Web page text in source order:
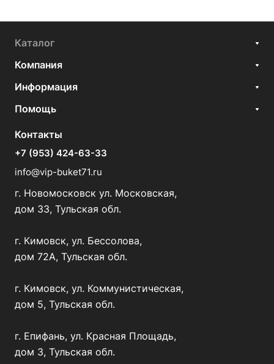
Каталог
Компания
Информация
Помощь
Контакты
+7 (953) 424-63-33
info@vip-buket71.ru
г. Новомосковск ул. Московская,
дом 33, Тульская обл.
г. Кимовск, ул. Бессолова,
дом 72А, Тульская обл.
г. Кимовск, ул. Коммунистическая,
дом 5, Тульская обл.
г. Епифань, ул. Красная Площадь,
дом 3, Тульская обл.